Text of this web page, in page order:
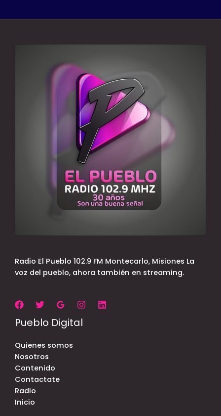
Radio El Pueblo 102.9 FM Montecarlo, Misiones La
voz del pueblo, ahora también en streaming.
Pueblo Digital
Quienes somos
Nosotros
Contenido
Contactate
Radio
Inicio